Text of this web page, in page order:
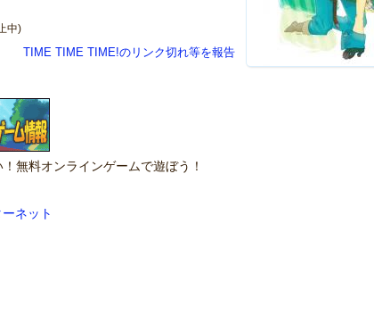
中)
TIME TIME TIME!のリンク切れ等を報告
無料オンラインゲームで遊ぼう！
ネット